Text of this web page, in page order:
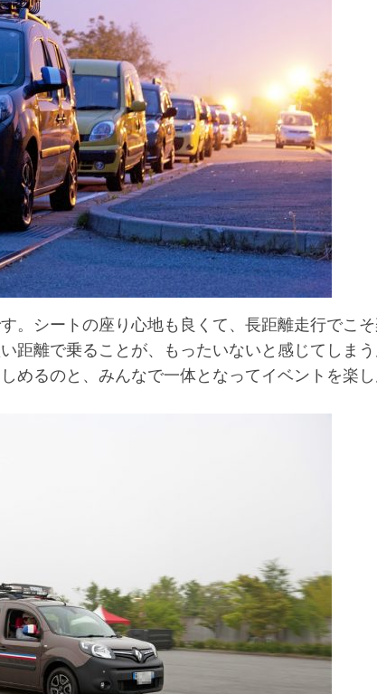
。シートの座り心地も良くて、長距離走行でこ
距離で乗ることが、もったいないと感じてしま
めるのと、みんなで一体となってイベントを楽